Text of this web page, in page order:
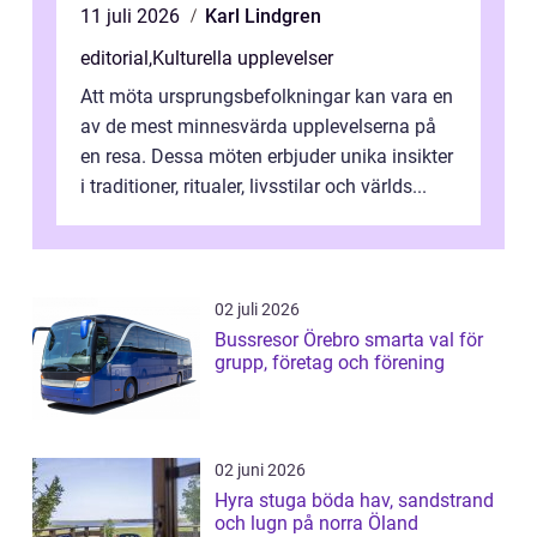
11 juli 2026
Karl Lindgren
editorial ,Kulturella upplevelser
Att möta ursprungsbefolkningar kan vara en
av de mest minnesvärda upplevelserna på
en resa. Dessa möten erbjuder unika insikter
i traditioner, ritualer, livsstilar och världs...
02 juli 2026
Bussresor Örebro smarta val för
grupp, företag och förening
02 juni 2026
Hyra stuga böda hav, sandstrand
och lugn på norra Öland